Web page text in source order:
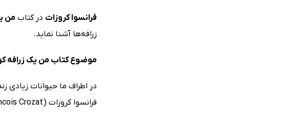
فرانسوا کروزات در کتاب من
زرافه‌ها آشنا نماید.
موضوع کتاب من یک زرافه
در اطراف ما حیوانات زیادی
فرانسوا کروزات (Francois Crozat) سعی دارد تا در این سری از کتاب‌های خود داستان زندگی هر حیوان را از زبان خودش برای شما بازگو کند.